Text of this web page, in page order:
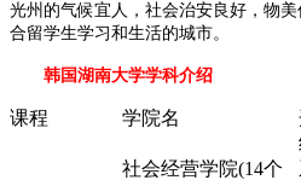
光州的气候宜人，社会治安良好，物
合留学生学习和生活的城市。
韩国湖南大学学科介绍
课程 学院名
社会经营学院(14个